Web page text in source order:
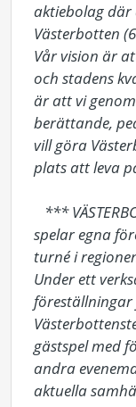
aktiebolag där
Västerbotten
Vår vision är
och stadens
är att vi
berättande,
vill göra
plats att leva
spelar egna
turné i
Under ett
föreställningar
gästspel med
andra
aktuella